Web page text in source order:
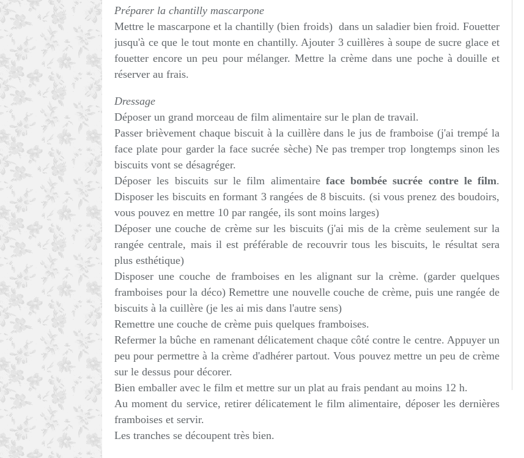
Préparer la chantilly mascarpone
Mettre le mascarpone et la chantilly (bien froids) dans un saladier bien froid. Fouetter
jusqu'à ce que le tout monte en chantilly. Ajouter 3 cuillères à soupe de sucre glace et
fouetter encore un peu pour mélanger. Mettre la crème dans une poche à douille et
réserver au frais.
Dressage
Déposer un grand morceau de film alimentaire sur le plan de travail.
Passer brièvement chaque biscuit à la cuillère dans le jus de framboise (j'ai trempé la
face plate pour garder la face sucrée sèche) Ne pas tremper trop longtemps sinon les
biscuits vont se désagréger.
Déposer les biscuits sur le film alimentaire face bombée sucrée contre le film.
Disposer les biscuits en formant 3 rangées de 8 biscuits. (si vous prenez des boudoirs,
vous pouvez en mettre 10 par rangée, ils sont moins larges)
Déposer une couche de crème sur les biscuits (j'ai mis de la crème seulement sur la
rangée centrale, mais il est préférable de recouvrir tous les biscuits, le résultat sera
plus esthétique)
Disposer une couche de framboises en les alignant sur la crème. (garder quelques
framboises pour la déco) Remettre une nouvelle couche de crème, puis une rangée de
biscuits à la cuillère (je les ai mis dans l'autre sens)
Remettre une couche de crème puis quelques framboises.
Refermer la bûche en ramenant délicatement chaque côté contre le centre. Appuyer un
peu pour permettre à la crème d'adhérer partout. Vous pouvez mettre un peu de crème
sur le dessus pour décorer.
Bien emballer avec le film et mettre sur un plat au frais pendant au moins 12 h.
Au moment du service, retirer délicatement le film alimentaire, déposer les dernières
framboises et servir.
Les tranches se découpent très bien.